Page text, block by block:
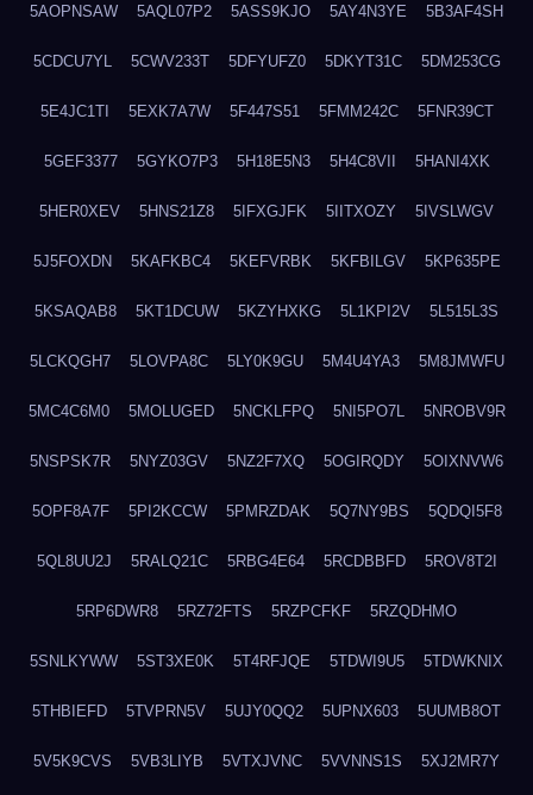
5AOPNSAW 5AQL07P2 5ASS9KJO 5AY4N3YE 5B3AF4SH
5CDCU7YL 5CWV233T 5DFYUFZ0 5DKYT31C 5DM253CG
5E4JC1TI 5EXK7A7W 5F447S51 5FMM242C 5FNR39CT
5GEF3377 5GYKO7P3 5H18E5N3 5H4C8VII 5HANI4XK
5HER0XEV 5HNS21Z8 5IFXGJFK 5IITXOZY 5IVSLWGV
5J5FOXDN 5KAFKBC4 5KEFVRBK 5KFBILGV 5KP635PE
5KSAQAB8 5KT1DCUW 5KZYHXKG 5L1KPI2V 5L515L3S
5LCKQGH7 5LOVPA8C 5LY0K9GU 5M4U4YA3 5M8JMWFU
5MC4C6M0 5MOLUGED 5NCKLFPQ 5NI5PO7L 5NROBV9R
5NSPSK7R 5NYZ03GV 5NZ2F7XQ 5OGIRQDY 5OIXNVW6
5OPF8A7F 5PI2KCCW 5PMRZDAK 5Q7NY9BS 5QDQI5F8
5QL8UU2J 5RALQ21C 5RBG4E64 5RCDBBFD 5ROV8T2I
5RP6DWR8 5RZ72FTS 5RZPCFKF 5RZQDHMO
5SNLKYWW 5ST3XE0K 5T4RFJQE 5TDWI9U5 5TDWKNIX
5THBIEFD 5TVPRN5V 5UJY0QQ2 5UPNX603 5UUMB8OT
5V5K9CVS 5VB3LIYB 5VTXJVNC 5VVNNS1S 5XJ2MR7Y